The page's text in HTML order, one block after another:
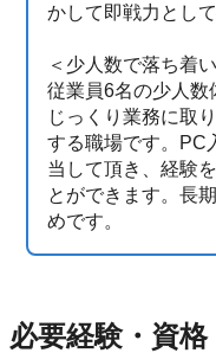
かして即戦力とし
＜少人数で落ち着
従業員6名の少人数
じっくり業務に取
する職場です。PC
当して頂き、経験
とができます。長
めです。
必要経験・資格